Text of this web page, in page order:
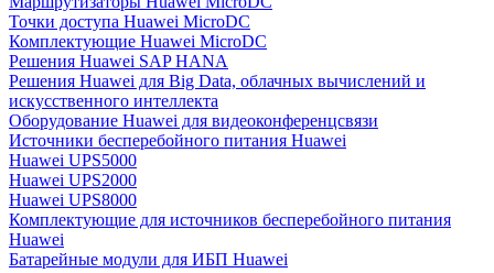
Точки доступа Huawei MicroDC
Комплектующие Huawei MicroDC
Решения Huawei SAP HANA
Решения Huawei для Big Data, облачных вычислений и
искусственного интеллекта
Оборудование Huawei для видеоконференцсвязи
Источники бесперебойного питания Huawei
Huawei UPS5000
Huawei UPS2000
Huawei UPS8000
Комплектующие для источников бесперебойного питания
Huawei
Батарейные модули для ИБП Huawei